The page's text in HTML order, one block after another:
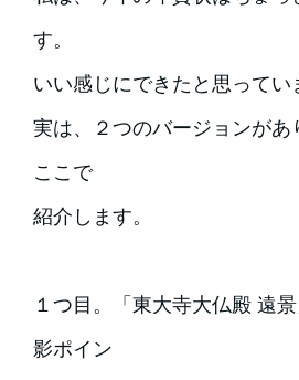
す。
いい感じにできたと思ってい
実は、２つのバージョンがあ
ここで
紹介します。
１つ目。「東大寺大仏殿 遠
影ポイン